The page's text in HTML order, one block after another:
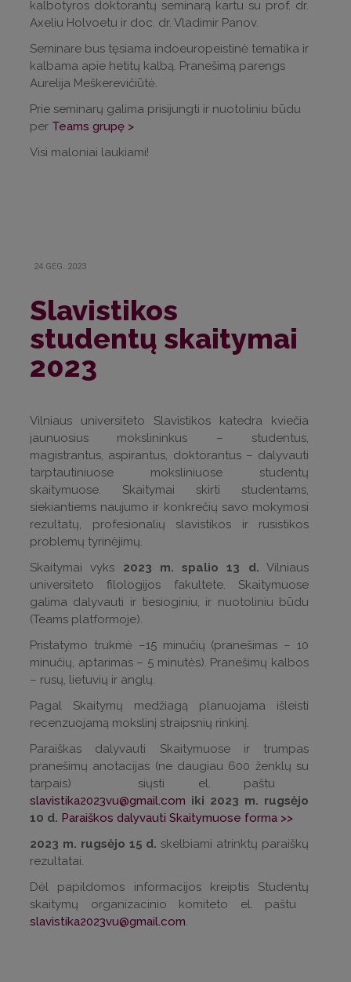
kalbotyros doktorantų seminarą kartu su prof. dr.
Axeliu Holvoetu ir doc. dr. Vladimir Panov.
Seminare bus tęsiama indoeuropeistinė tematika ir
kalbama apie hetitų kalbą. Pranešimą parengs
Aurelija Meškerevičiūtė.
Prie seminarų galima prisijungti ir nuotoliniu būdu
per Teams grupę >
Visi maloniai laukiami!
24.GEG..2023
Slavistikos
studentų skaitymai
2023
Vilniaus universiteto Slavistikos katedra kviečia
jaunuosius mokslininkus – studentus,
magistrantus, aspirantus, doktorantus – dalyvauti
tarptautiniuose moksliniuose studentų
skaitymuose. Skaitymai skirti studentams,
siekiantiems naujumo ir konkrečių savo mokymosi
rezultatų, profesionalių slavistikos ir rusistikos
problemų tyrinėjimų.
Skaitymai vyks 2023 m. spalio 13 d. Vilniaus
universiteto filologijos fakultete. Skaitymuose
galima dalyvauti ir tiesioginiu, ir nuotoliniu būdu
(Teams platformoje).
Pristatymo trukmė –15 minučių (pranešimas – 10
minučių, aptarimas – 5 minutės). Pranešimų kalbos
– rusų, lietuvių ir anglų.
Pagal Skaitymų medžiagą planuojama išleisti
recenzuojamą mokslinį straipsnių rinkinį.
Paraiškas dalyvauti Skaitymuose ir trumpas
pranešimų anotacijas (ne daugiau 600 ženklų su
tarpais) siųsti el. paštu
slavistika2023vu@gmail.com iki 2023 m. rugsėjo
10 d. Paraiškos dalyvauti Skaitymuose forma >>
2023 m. rugsėjo 15 d. skelbiami atrinktų paraiškų
rezultatai.
Dėl papildomos informacijos kreiptis Studentų
skaitymų organizacinio komiteto el. paštu
slavistika2023vu@gmail.com.